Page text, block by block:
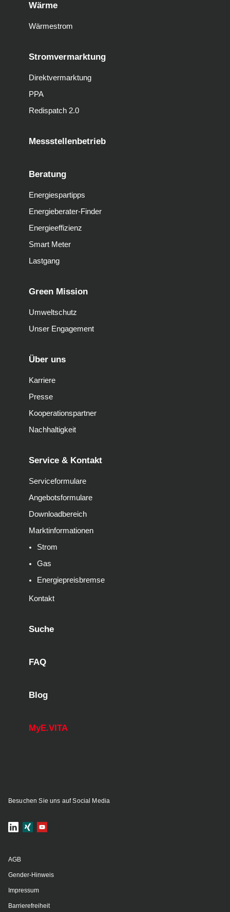
Wärme
Wärmestrom
Stromvermarktung
Direktvermarktung
PPA
Redispatch 2.0
Messstellenbetrieb
Beratung
Energiespartipps
Energieberater-Finder
Energieeffizienz
Smart Meter
Lastgang
Green Mission
Umweltschutz
Unser Engagement
Über uns
Karriere
Presse
Kooperationspartner
Nachhaltigkeit
Service & Kontakt
Serviceformulare
Angebotsformulare
Downloadbereich
Marktinformationen
Strom
Gas
Energiepreisbremse
Kontakt
Suche
FAQ
Blog
MyE.VITA
Besuchen Sie uns auf Social Media
AGB
Gender-Hinweis
Impressum
Barrierefreiheit